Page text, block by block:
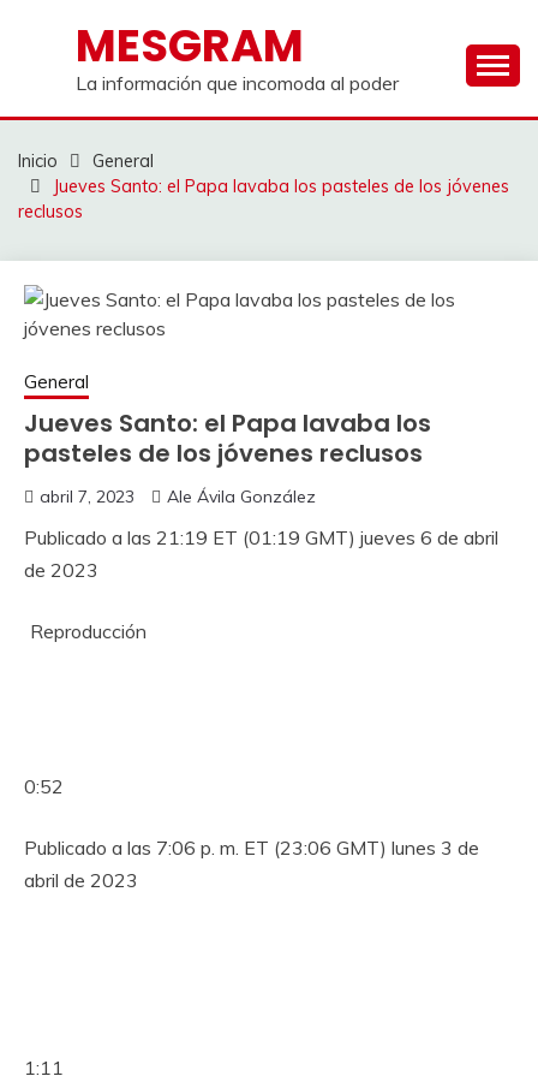
contenidoMESGRAM
La información que incomoda al poder
Inicio
General
Jueves Santo: el Papa lavaba los pasteles de los jóvenes
reclusos
General
Jueves Santo: el Papa lavaba los
pasteles de los jóvenes reclusos
abril 7, 2023 Ale Ávila González
Publicado a las 21:19 ET (01:19 GMT) jueves 6 de abril
de 2023
Reproducción
0:52
Publicado a las 7:06 p. m. ET (23:06 GMT) lunes 3 de
abril de 2023
1:11